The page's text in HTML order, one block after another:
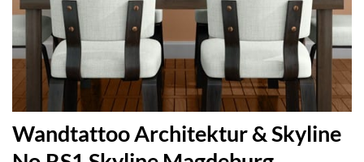
Wandtattoo Architektur & Skyline